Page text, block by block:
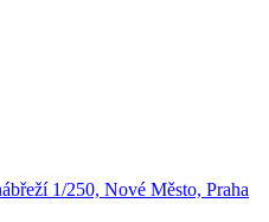
1/250, Nové Město, Praha